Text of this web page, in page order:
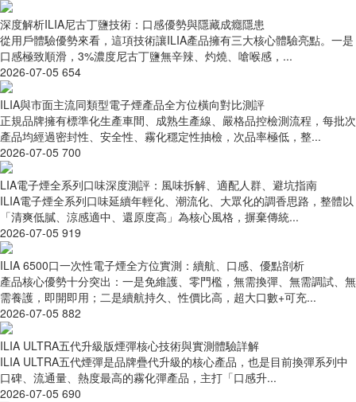
深度解析ILIA尼古丁鹽技術：口感優勢與隱藏成癮隱患
從用戶體驗優勢來看，這項技術讓ILIA產品擁有三大核心體驗亮點。一是
口感極致順滑，3%濃度尼古丁鹽無辛辣、灼燒、嗆喉感，...
2026-07-05 654
ILIA與市面主流同類型電子煙產品全方位橫向對比測評
正規品牌擁有標準化生產車間、成熟生產線、嚴格品控檢測流程，每批次
產品均經過密封性、安全性、霧化穩定性抽檢，次品率極低，整...
2026-07-05 700
LIA電子煙全系列口味深度測評：風味拆解、適配人群、避坑指南
ILIA電子煙全系列口味延續年輕化、潮流化、大眾化的調香思路，整體以
「清爽低膩、涼感適中、還原度高」為核心風格，摒棄傳統...
2026-07-05 919
ILIA 6500口一次性電子煙全方位實測：續航、口感、優點剖析
產品核心優勢十分突出：一是免維護、零門檻，無需換彈、無需調試、無
需養護，即開即用；二是續航持久、性價比高，超大口數+可充...
2026-07-05 882
ILIA ULTRA五代升級版煙彈核心技術與實測體驗詳解
ILIA ULTRA五代煙彈是品牌疊代升級的核心產品，也是目前換彈系列中
口碑、流通量、熱度最高的霧化彈產品，主打「口感升...
2026-07-05 690